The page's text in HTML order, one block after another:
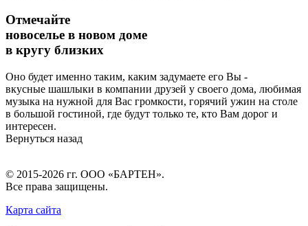
Отмечайте
новоселье в новом доме
в кругу близких
Оно будет именно таким, каким задумаете его Вы -
вкусные шашлыки в компании друзей у своего дома, любимая
музыка на нужной для Вас громкости, горячий ужин на столе
в большой гостиной, где будут только те, кто Вам дорог и
интересен.
Вернуться назад
© 2015-2026 гг. ООО «БАРТЕН».
Все права защищены.
Карта сайта